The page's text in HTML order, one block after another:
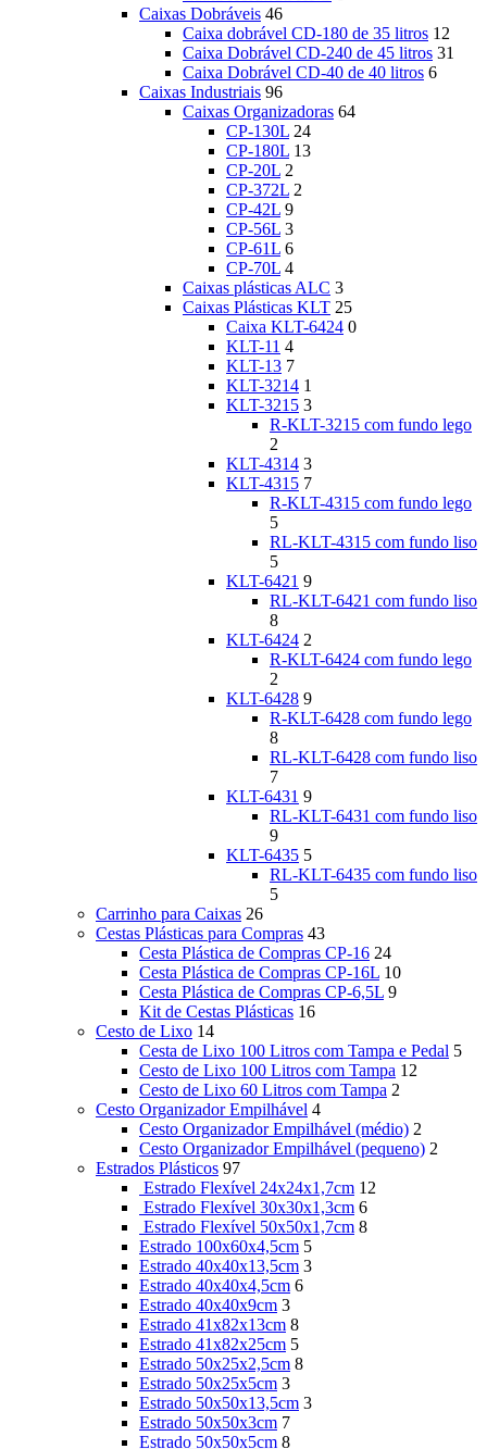
Caixas Dobráveis 46
Caixa dobrável CD-180 de 35 litros 12
Caixa Dobrável CD-240 de 45 litros 31
Caixa Dobrável CD-40 de 40 litros 6
Caixas Industriais 96
Caixas Organizadoras 64
CP-130L 24
CP-180L 13
CP-20L 2
CP-372L 2
CP-42L 9
CP-56L 3
CP-61L 6
CP-70L 4
Caixas plásticas ALC 3
Caixas Plásticas KLT 25
Caixa KLT-6424 0
KLT-11 4
KLT-13 7
KLT-3214 1
KLT-3215 3
R-KLT-3215 com fundo lego
2
KLT-4314 3
KLT-4315 7
R-KLT-4315 com fundo lego
5
RL-KLT-4315 com fundo liso
5
KLT-6421 9
RL-KLT-6421 com fundo liso
8
KLT-6424 2
R-KLT-6424 com fundo lego
2
KLT-6428 9
R-KLT-6428 com fundo lego
8
RL-KLT-6428 com fundo liso
7
KLT-6431 9
RL-KLT-6431 com fundo liso
9
KLT-6435 5
RL-KLT-6435 com fundo liso
5
Carrinho para Caixas 26
Cestas Plásticas para Compras 43
Cesta Plástica de Compras CP-16 24
Cesta Plástica de Compras CP-16L 10
Cesta Plástica de Compras CP-6,5L 9
Kit de Cestas Plásticas 16
Cesto de Lixo 14
Cesta de Lixo 100 Litros com Tampa e Pedal 5
Cesto de Lixo 100 Litros com Tampa 12
Cesto de Lixo 60 Litros com Tampa 2
Cesto Organizador Empilhável 4
Cesto Organizador Empilhável (médio) 2
Cesto Organizador Empilhável (pequeno) 2
Estrados Plásticos 97
Estrado Flexível 24x24x1,7cm 12
Estrado Flexível 30x30x1,3cm 6
Estrado Flexível 50x50x1,7cm 8
Estrado 100x60x4,5cm 5
Estrado 40x40x13,5cm 3
Estrado 40x40x4,5cm 6
Estrado 40x40x9cm 3
Estrado 41x82x13cm 8
Estrado 41x82x25cm 5
Estrado 50x25x2,5cm 8
Estrado 50x25x5cm 3
Estrado 50x50x13,5cm 3
Estrado 50x50x3cm 7
Estrado 50x50x5cm 8